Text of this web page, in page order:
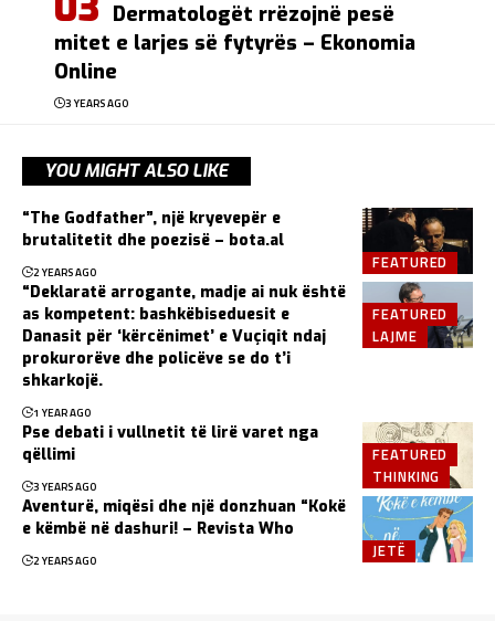
Dermatologët rrëzojnë pesë
mitet e larjes së fytyrës – Ekonomia
Online
3 YEARS AGO
YOU MIGHT ALSO LIKE
FEATURED
“The Godfather”, një kryevepër e
brutalitetit dhe poezisë – bota.al
2 YEARS AGO
FEATURED
LAJME
“Deklaratë arrogante, madje ai nuk është
as kompetent: bashkëbiseduesit e
Danasit për ‘kërcënimet’ e Vuçiqit ndaj
prokurorëve dhe policëve se do t’i
shkarkojë.
1 YEAR AGO
FEATURED
THINKING
Pse debati i vullnetit të lirë varet nga
qëllimi
3 YEARS AGO
JETË
Aventurë, miqësi dhe një donzhuan “Kokë
e këmbë në dashuri! – Revista Who
2 YEARS AGO